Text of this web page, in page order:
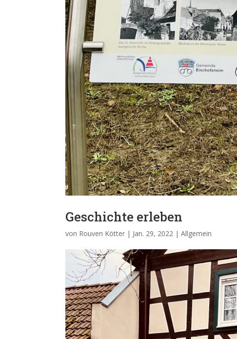
Geschichte erleben
von Rouven Kötter | Jan. 29, 2022 |Allgemein